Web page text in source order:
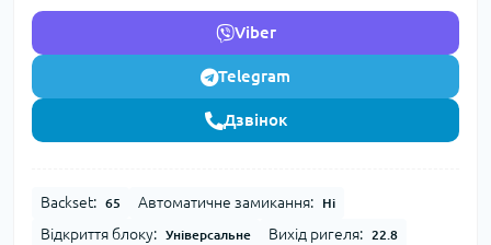
Viber
Telegram
Дзвінок
Backset: 65 Автоматичне замикання: Ні
Відкриття блоку: Універсальне Вихід ригеля: 22.8